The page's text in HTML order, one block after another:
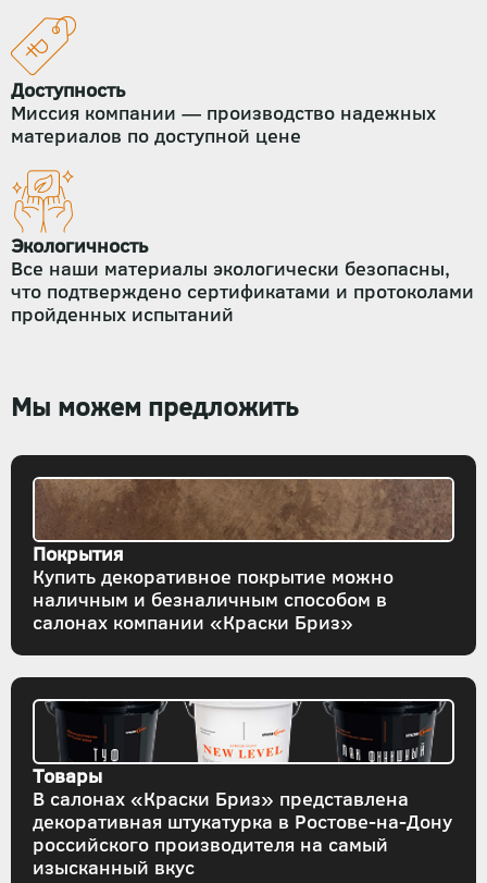
Доступность
Миссия компании — производство надежных
материалов по доступной цене
Экологичность
Все наши материалы экологически безопасны,
что подтверждено сертификатами и протоколами
пройденных испытаний
Мы можем предложить
Покрытия
Купить декоративное покрытие можно
наличным и безналичным способом в
салонах компании «Краски Бриз»
Товары
В салонах «Краски Бриз» представлена
декоративная штукатурка в Ростове-на-Дону
российского производителя на самый
изысканный вкус